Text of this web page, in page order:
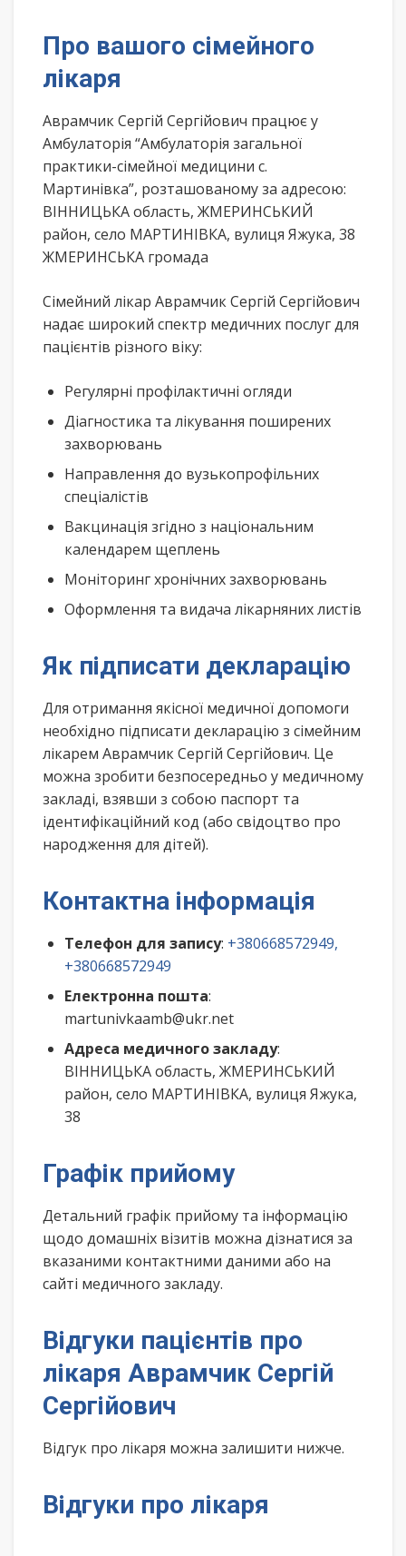
Про вашого сімейного
лікаря
Аврамчик Сергій Сергійович працює у
Амбулаторія “Амбулаторія загальної
практики-сімейної медицини с.
Мартинівка”, розташованому за адресою:
ВІННИЦЬКА область, ЖМЕРИНСЬКИЙ
район, село МАРТИНІВКА, вулиця Яжука, 38
ЖМЕРИНСЬКА громада
Сімейний лікар Аврамчик Сергій Сергійович
надає широкий спектр медичних послуг для
пацієнтів різного віку:
Регулярні профілактичні огляди
Діагностика та лікування поширених
захворювань
Направлення до вузькопрофільних
спеціалістів
Вакцинація згідно з національним
календарем щеплень
Моніторинг хронічних захворювань
Оформлення та видача лікарняних листів
Як підписати декларацію
Для отримання якісної медичної допомоги
необхідно підписати декларацію з сімейним
лікарем Аврамчик Сергій Сергійович. Це
можна зробити безпосередньо у медичному
закладі, взявши з собою паспорт та
ідентифікаційний код (або свідоцтво про
народження для дітей).
Контактна інформація
Телефон для запису: +380668572949,
+380668572949
Електронна пошта:
martunivkaamb@ukr.net
Адреса медичного закладу:
ВІННИЦЬКА область, ЖМЕРИНСЬКИЙ
район, село МАРТИНІВКА, вулиця Яжука,
38
Графік прийому
Детальний графік прийому та інформацію
щодо домашніх візитів можна дізнатися за
вказаними контактними даними або на
сайті медичного закладу.
Відгуки пацієнтів про
лікаря Аврамчик Сергій
Сергійович
Відгук про лікаря можна залишити нижче.
Відгуки про лікаря